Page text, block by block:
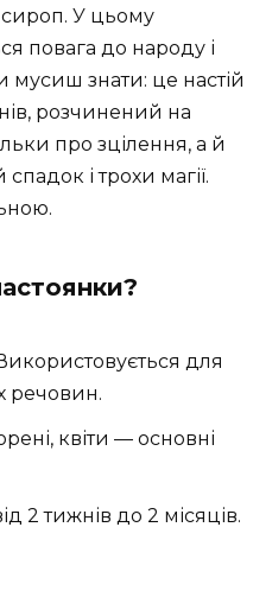
У цьому
повага до народу і
мусиш знати: це настій
розчинений на
про зцілення, а й
і трохи магії.
для
речовин.
квіти — основні
2 тижнів до 2 місяців.